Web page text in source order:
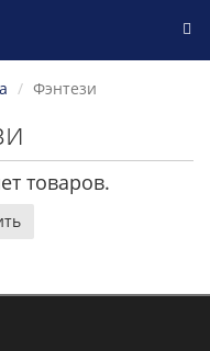
Фэнтези
товаров.